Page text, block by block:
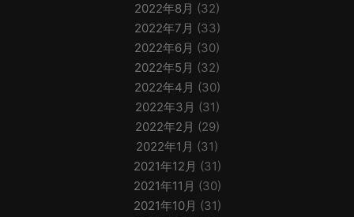
2022年8月 (32)
2022年7月 (33)
2022年6月 (30)
2022年5月 (32)
2022年4月 (30)
2022年3月 (31)
2022年2月 (29)
2022年1月 (31)
2021年12月 (31)
2021年11月 (30)
2021年10月 (31)